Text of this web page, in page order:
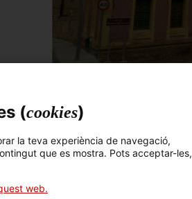
(cookies)
la teva experiència de navegació,
que es mostra. Pots acceptar-les,
web.